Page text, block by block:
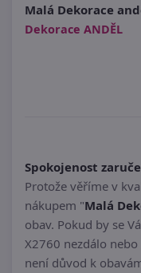
Malá Dekorace
Dekorace ANDĚL
Spokojenost
Protože věříme v
nákupem "Malá
obav. Pokud by se
X2760 nezdálo
není důvod k